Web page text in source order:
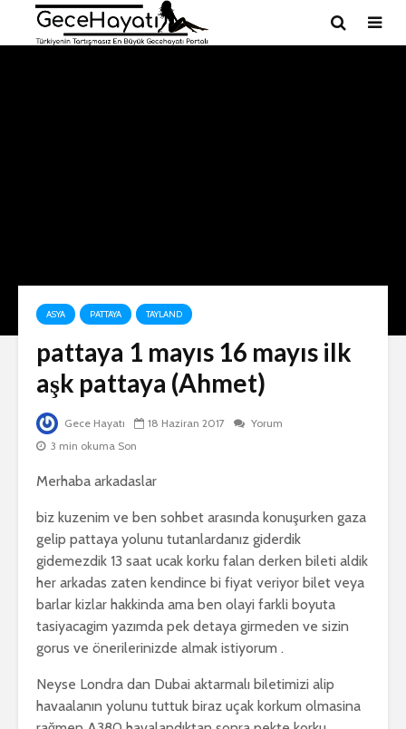
ASYA PATTAYA TAYLAND
pattaya 1 mayıs 16 mayıs ilk
aşk pattaya (Ahmet)
Gece Hayatı 18 Haziran 2017
Yorum
3 min okuma Son
Merhaba arkadaslar
biz kuzenim ve ben sohbet arasında konuşurken gaza
gelip pattaya yolunu tutanlardanız giderdik
gidemezdik 13 saat ucak korku falan derken bileti aldik
her arkadas zaten kendince bi fiyat veriyor bilet veya
barlar kizlar hakkinda ama ben olayi farkli boyuta
tasiyacagim yazımda pek detaya girmeden ve sizin
gorus ve önerilerinizde almak istiyorum .
Neyse Londra dan Dubai aktarmalı biletimizi alip
havaalanın yolunu tuttuk biraz uçak korkum olmasina